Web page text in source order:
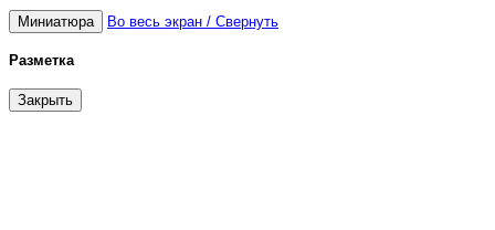
Миниатюра Во весь экран / Свернуть
Разметка
Закрыть